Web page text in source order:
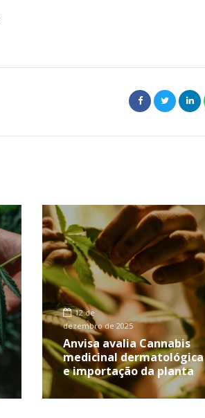
12 de
dezembro de 2025
Anvisa avalia Cannabis
medicinal dermatológica
e importação da planta